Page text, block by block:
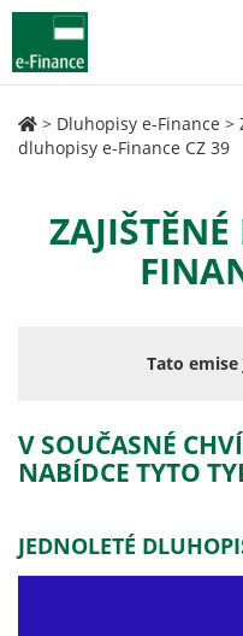
> Dluhopisy e-Finance >
dluhopisy e-Finance CZ 39
Tato
V SOUČASNÉ
NABÍDCE TYTO
JEDNOLETÉ